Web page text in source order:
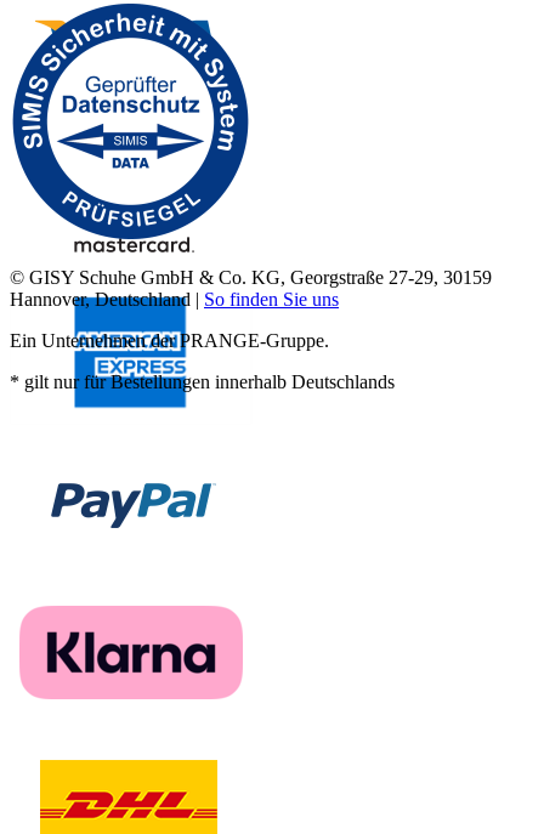
© GISY Schuhe GmbH & Co. KG, Georgstraße 27-29, 30159
Hannover, Deutschland | So finden Sie uns
Ein Unternehmen der PRANGE-Gruppe.
* gilt nur für Bestellungen innerhalb Deutschlands